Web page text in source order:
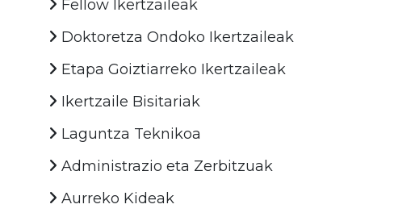
Fellow Ikertzaileak
Doktoretza Ondoko Ikertzaileak
Etapa Goiztiarreko Ikertzaileak
Ikertzaile Bisitariak
Laguntza Teknikoa
Administrazio eta Zerbitzuak
Aurreko Kideak